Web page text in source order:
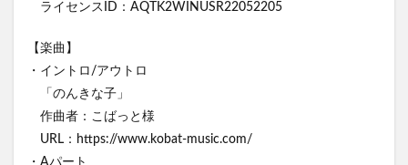
ライセンスID：AQTK2WINUSR22052205
【楽曲】
・イントロ/アウトロ
「のんきな子」
作曲者：こばっと様
URL：https://www.kobat-music.com/